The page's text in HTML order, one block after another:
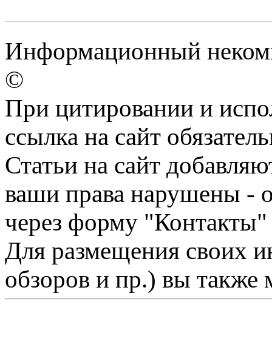
Информационный
©
При цитировании и
ссылка на сайт
Статьи на сайт
ваши права нарушены -
через форму "Контакты"
Для размещения своих
обзоров и пр.) вы также